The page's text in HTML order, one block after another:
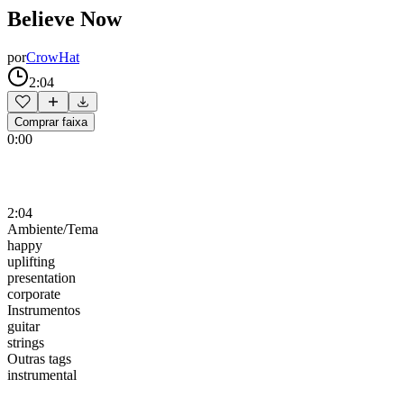
Believe Now
porCrowHat
2:04
Comprar faixa
0:00
2:04
Ambiente/Tema
happy
uplifting
presentation
corporate
Instrumentos
guitar
strings
Outras tags
instrumental